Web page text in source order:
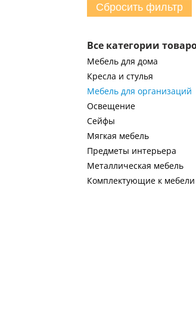
Сбросить фильтр
Все категории
Мебель для дома
Кресла и стулья
Мебель для организаций
Освещение
Сейфы
Мягкая мебель
Предметы интерьера
Металлическая мебель
Комплектующие к мебели